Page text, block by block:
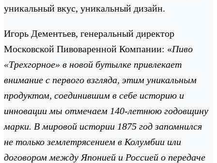
уникальный вкус, уникальный дизайн.
Игорь Дементьев, генеральный директор
Московской Пивоваренной Компании: «Пиво
«Трехгорное» в новой бутылке привлекает
внимание с первого взгляда, этим уникальным
продуктом, соединившим в себе историю и
инновации мы отмечаем 140-летнюю годовщину
марки. В мировой истории 1875 год запомнился
не только землетрясением в Колумбии или
договором между Японией и Россией о передаче